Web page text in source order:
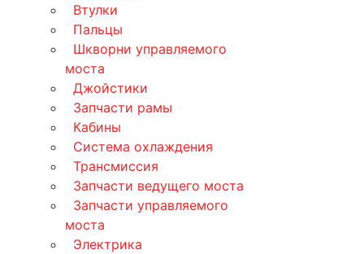
Втулки
Пальцы
Шкворни управляемого
моста
Джойстики
Запчасти рамы
Кабины
Система охлаждения
Трансмиссия
Запчасти ведущего моста
Запчасти управляемого
моста
Электрика